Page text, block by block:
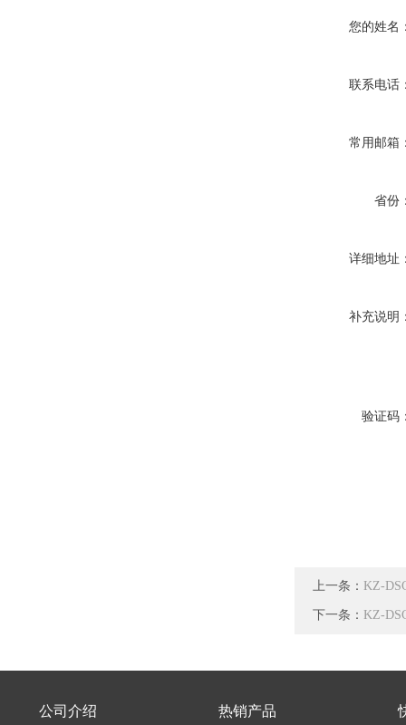
您的姓名
联系电话
常用邮箱
省份
详细地址
补充说明
验证码
上一条： KZ-
下一条： KZ-
公司介绍 热销产品